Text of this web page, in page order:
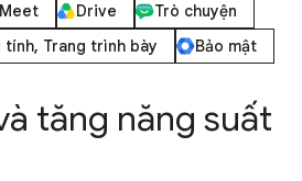
Meet Drive
Trò chuyện
tính, Trang trình bày Bảo mật
tăng năng suất